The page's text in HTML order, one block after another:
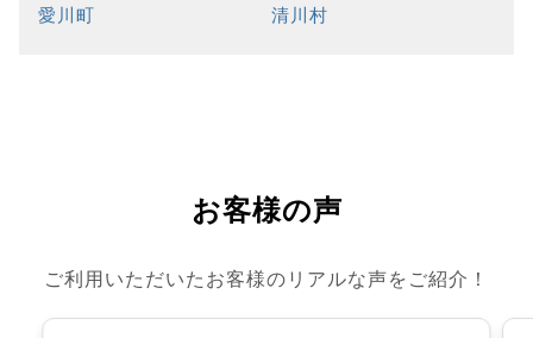
愛川町 清川村
お客様の声
ご利用いただいたお客様のリアルな声をご紹介！